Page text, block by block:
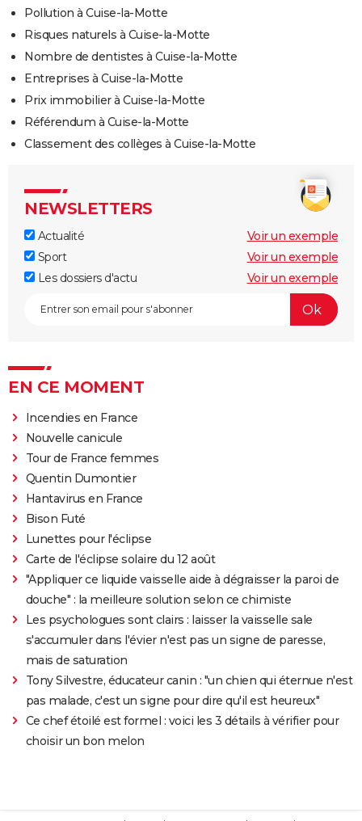
Pollution à Cuise-la-Motte
Risques naturels à Cuise-la-Motte
Nombre de dentistes à Cuise-la-Motte
Entreprises à Cuise-la-Motte
Prix immobilier à Cuise-la-Motte
Référendum à Cuise-la-Motte
Classement des collèges à Cuise-la-Motte
NEWSLETTERS
Actualité
Voir un exemple
Sport
Voir un exemple
Les dossiers d'actu
Voir un exemple
EN CE MOMENT
Incendies en France
Nouvelle canicule
Tour de France femmes
Quentin Dumontier
Hantavirus en France
Bison Futé
Lunettes pour l'éclipse
Carte de l'éclipse solaire du 12 août
"Appliquer ce liquide vaisselle aide à dégraisser la paroi de
douche" : la meilleure solution selon ce chimiste
Les psychologues sont clairs : laisser la vaisselle sale
s'accumuler dans l'évier n'est pas un signe de paresse,
mais de saturation
Tony Silvestre, éducateur canin : "un chien qui éternue n'est
pas malade, c'est un signe pour dire qu'il est heureux"
Ce chef étoilé est formel : voici les 3 détails à vérifier pour
choisir un bon melon